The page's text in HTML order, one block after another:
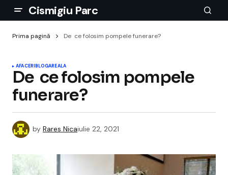
Cismigiu Parc
Prima pagină De ce folosim pompele funerare?
AFACERIBLOGAREALA
De ce folosim pompele
funerare?
by Rares Nicaiulie 22, 2021